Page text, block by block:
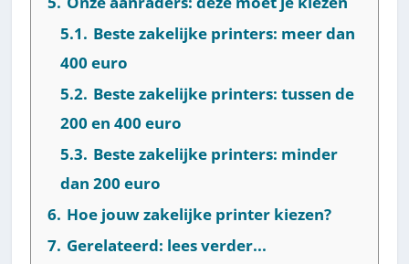
5.1. Beste zakelijke printers: meer dan
400 euro
5.2. Beste zakelijke printers: tussen de
200 en 400 euro
5.3. Beste zakelijke printers: minder
dan 200 euro
6. Hoe jouw zakelijke printer kiezen?
7. Gerelateerd: lees verder...